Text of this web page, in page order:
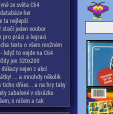
ze světa C64
her
ta nejlepší
stačí jeden soubor
pro práci a legraci
textu o všem možném
- když to nejde na C64
jen 320x200
důkazy nejen z akcí
... a mnohdy několik
ticho dňies .. a na hry taky
zabalené v obrázku
o ničem a tak